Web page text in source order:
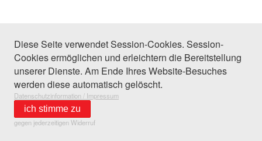
Diese Seite verwendet Session-Cookies. Session-
Cookies ermöglichen und erleichtern die Bereitstellung
unserer Dienste. Am Ende Ihres Website-Besuches
werden diese automatisch gelöscht.
Datenschutzinformation / Impressum
ich stimme zu
gegen jederzeitigen Widerruf